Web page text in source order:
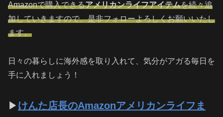
Amazonで購入できるアメリカンライフアイテムを続々追
加していきますので、是非フォローよろしくお願いいたし
ます。
日々の暮らしに海外感を取り入れて、気分がアガる毎日を
手に入れましょう！
▶ けんた店長のAmazonアメリカンライフま